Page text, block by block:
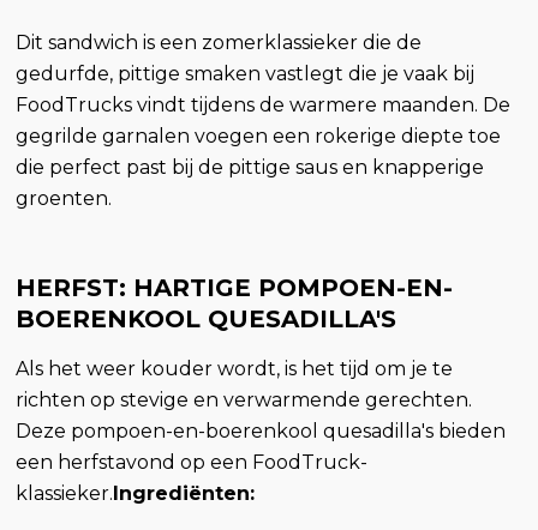
Dit sandwich is een zomerklassieker die de
gedurfde, pittige smaken vastlegt die je vaak bij
FoodTrucks vindt tijdens de warmere maanden. De
gegrilde garnalen voegen een rokerige diepte toe
die perfect past bij de pittige saus en knapperige
groenten.
HERFST: HARTIGE POMPOEN-EN-
BOERENKOOL QUESADILLA'S
Als het weer kouder wordt, is het tijd om je te
richten op stevige en verwarmende gerechten.
Deze pompoen-en-boerenkool quesadilla's bieden
een herfstavond op een FoodTruck-
klassieker.Ingrediënten: